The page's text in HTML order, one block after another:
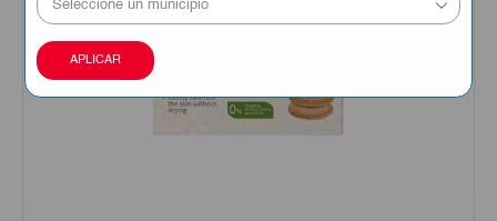
APLICAR